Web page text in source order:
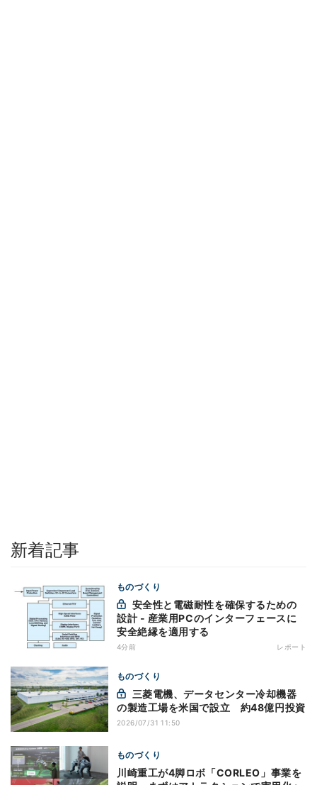
新着記事
ものづくり
設計 - 産業用PCのインターフェースに
安全絶縁を適用する
4分前 レポート
ものづくり
の製造工場を米国で設立 約48億円投資
2026/07/31 11:50
ものづくり
川崎重工が4脚ロボ「CORLEO」事業を